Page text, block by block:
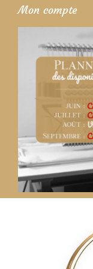
Mon compte